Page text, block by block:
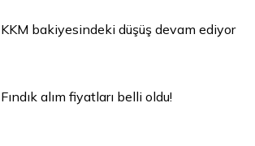
KKM bakiyesindeki düşüş devam ediyor
Fındık alım fiyatları belli oldu!